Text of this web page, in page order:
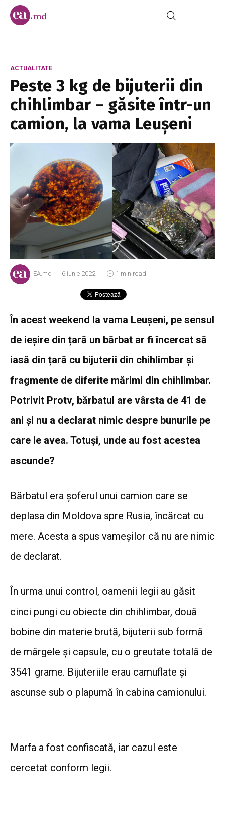
ACTUALITATE
Peste 3 kg de bijuterii din
chihlimbar – găsite într-un
camion, la vama Leușeni
EA.md 6 iunie 2022 1 min read
În acest weekend la vama Leușeni, pe sensul
de ieșire din țară un bărbat ar fi încercat să
iasă din țară cu bijuterii din chihlimbar și
fragmente de diferite mărimi din chihlimbar.
Potrivit Protv, bărbatul are vârsta de 41 de
ani și nu a declarat nimic despre bunurile pe
care le avea. Totuși, unde au fost acestea
ascunde?
Bărbatul era șoferul unui camion care se
deplasa din Moldova spre Rusia, încărcat cu
mere. Acesta a spus vameșilor că nu are nimic
de declarat.
În urma unui control, oamenii legii au găsit
cinci pungi cu obiecte din chihlimbar, două
bobine din materie brută, bijuterii sub formă
de mărgele și capsule, cu o greutate totală de
3541 grame. Bijuteriile erau camuflate și
ascunse sub o plapumă în cabina camionului.
Marfa a fost confiscată, iar cazul este
cercetat conform legii.